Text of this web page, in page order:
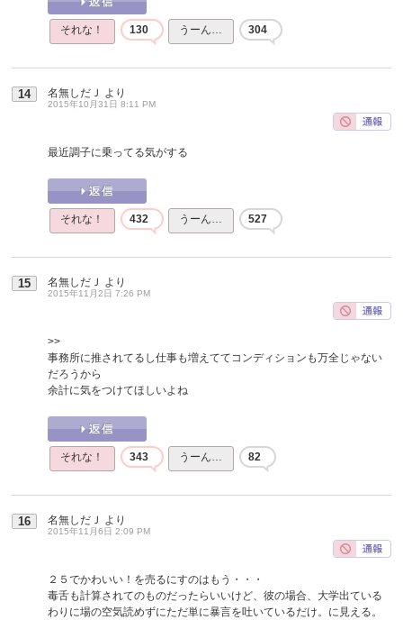
それな！ 130 うーん… 304
14 名無しだＪ より
2015年10月31日 8:11 PM
最近調子に乗ってる気がする
それな！ 432 うーん… 527
15 名無しだＪ より
2015年11月2日 7:26 PM
>>
事務所に推されてるし仕事も増えててコンディションも万全じゃない
だろうから
余計に気をつけてほしいよね
それな！ 343 うーん… 82
16 名無しだＪ より
2015年11月6日 2:09 PM
２５でかわいい！を売るにすのはもう・・・
毒舌も計算されてのものだったらいいけど、彼の場合、大学出ている
わりに場の空気読めずにただ単に暴言を吐いているだけ。に見える。